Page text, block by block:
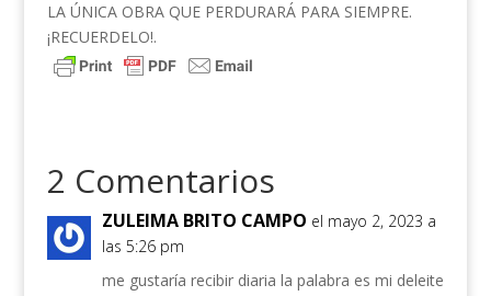
LA ÚNICA OBRA QUE PERDURARÁ PARA SIEMPRE.
¡RECUERDELO!.
2 Comentarios
ZULEIMA BRITO CAMPO el mayo 2, 2023 a
las 5:26 pm
me gustaría recibir diaria la palabra es mi deleite